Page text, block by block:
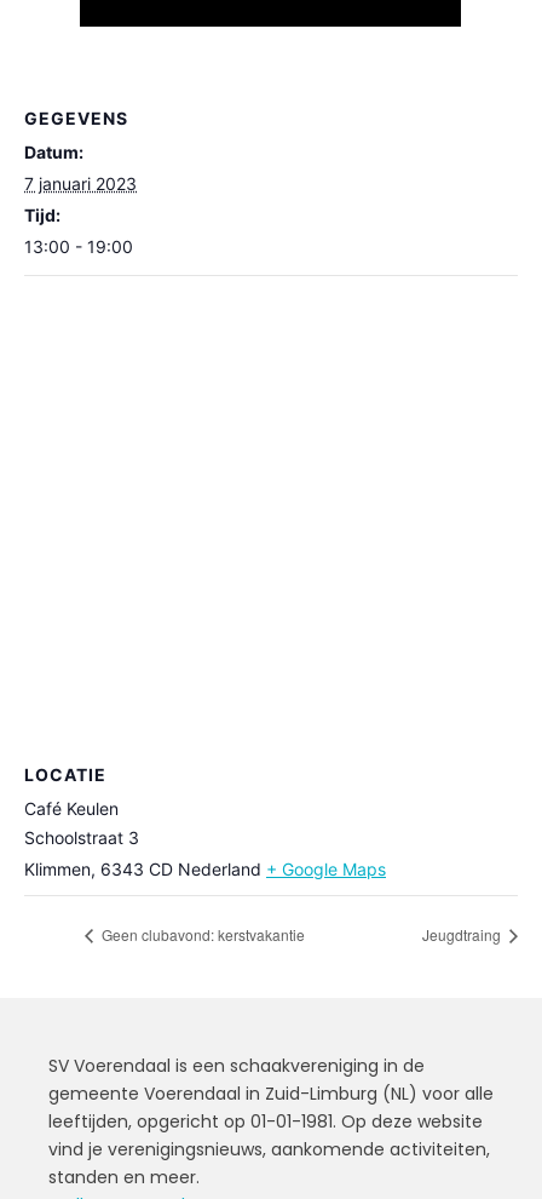
GEGEVENS
Datum:
7 januari 2023
Tijd:
13:00 - 19:00
LOCATIE
Café Keulen
Schoolstraat 3
Klimmen, 6343 CD Nederland + Google Maps
Geen clubavond: kerstvakantie Jeugdtraing
SV Voerendaal is een schaakvereniging in de
gemeente Voerendaal in Zuid-Limburg (NL) voor alle
leeftijden, opgericht op 01-01-1981. Op deze website
vind je verenigingsnieuws, aankomende activiteiten,
standen en meer.